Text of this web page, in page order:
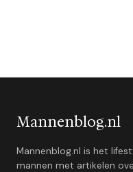
Mannenblog.nl
Mannenblog.nl is het
mannen met artikelen